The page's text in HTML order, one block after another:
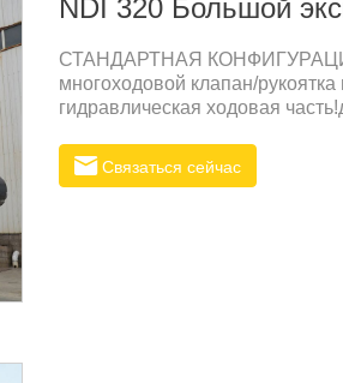
NDI 320 Большой
СТАНДАРТНАЯ
многоходовой клапан/
гидравлическая ходовая
антикоррозионная и
регулируемое водительское
Связаться сейчас